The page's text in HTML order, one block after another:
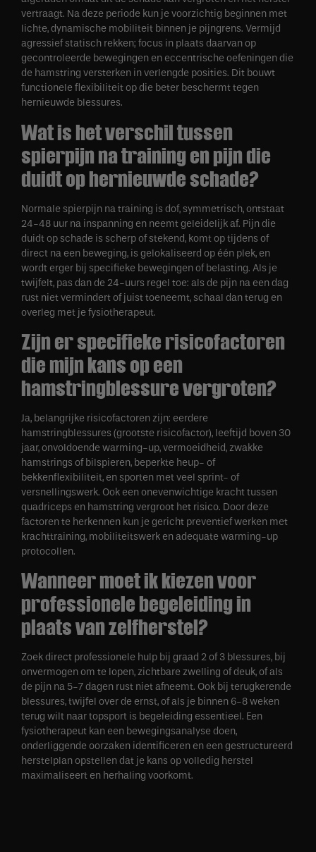
vertraagt. Na deze periode kun je voorzichtig beginnen met
lichte, dynamische mobiliteit binnen je pijngrens. Vermijd
agressief statisch rekken; focus in plaats daarvan op
gecontroleerde bewegingen en eccentrische oefeningen die
de hamstring versterken in verlengde posities. Dit bouwt
functionele flexibiliteit op die beter beschermt tegen
hernieuwde blessures.
Wat is het verschil tussen
spierpijn na training en pijn die
duidt op hernieuwde schade?
Normale spierpijn na training is dof, symmetrisch, ontstaat
24-48 uur na inspanning en neemt geleidelijk af. Pijn die
duidt op schade is scherp of stekend, komt op tijdens of
direct na een beweging, is gelokaliseerd op één plek, en
wordt erger bij specifieke bewegingen of belasting. Als je
twijfelt, pas dan de 24-uurs regel toe: als de pijn na een dag
rust niet vermindert of juist toeneemt, schaal dan terug en
overleg met je fysiotherapeut.
Zijn er specifieke risicofactoren
die mijn kans op een
hamstringblessure vergroten?
Ja, belangrijke risicofactoren zijn: eerdere
hamstringblessures (grootste risicofactor), leeftijd boven 30
jaar, onvoldoende warming-up, vermoeidheid, zwakke
hamstrings of bilspieren, beperkte heup- of
bekkenflexibiliteit, en sporten met veel sprint- of
versnellingswerk. Ook een onevenwichtige kracht tussen
quadriceps en hamstring vergroot het risico. Door deze
factoren te herkennen kun je gericht preventief werken met
krachttraining, mobiliteitswerk en adequate warming-up
protocollen.
Wanneer moet ik kiezen voor
professionele begeleiding in
plaats van zelfherstel?
Zoek direct professionele hulp bij graad 2 of 3 blessures, bij
onvermogen om te lopen, zichtbare zwelling of deuk, of als
de pijn na 5-7 dagen rust niet afneemt. Ook bij terugkerende
blessures, twijfel over de ernst, of als je binnen 6-8 weken
terug wilt naar topsport is begeleiding essentieel. Een
fysiotherapeut kan een bewegingsanalyse doen,
onderliggende oorzaken identificeren en een gestructureerd
herstelplan opstellen dat je kans op volledig herstel
maximaliseert en herhaling voorkomt.